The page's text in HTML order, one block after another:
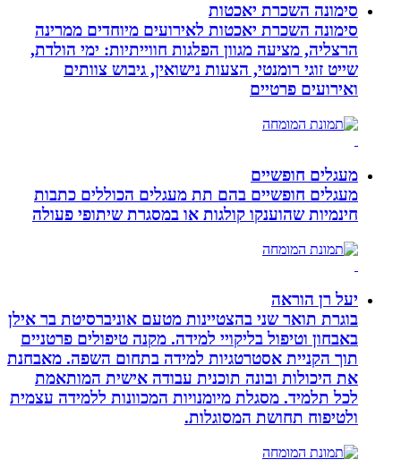
סימונה השכרת יאכטות
סימונה השכרת יאכטות לאירועים מיוחדים ממרינה
הרצליה, מציעה מגוון הפלגות חווייתיות: ימי הולדת,
שייט זוגי רומנטי, הצעות נישואין, גיבוש צוותים
ואירועים פרטיים
מעגלים חופשיים
מעגלים חופשיים בהם תת מעגלים הכוללים כתבות
חינמיות שהוענקו קולגות או במסגרת שיתופי פעולה
יעל רן הוראה
בוגרת תואר שני בהצטיינות מטעם אוניברסיטת בר אילן
באבחון וטיפול בליקויי למידה. מקנה טיפולים פרטניים
תוך הקניית אסטרטגיות למידה בתחום השפה. מאבחנת
את היכולות ובונה תוכנית עבודה אישית המותאמת
לכל תלמיד. מסגלת מיומנויות המכוונות ללמידה עצמית
ולטיפוח תחושת המסוגלות.